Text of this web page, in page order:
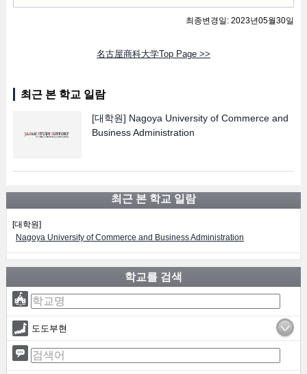
최종변경일: 2023년05월30일
名古屋商科大学Top Page >>
최근 본 학교 일람
[대학원] Nagoya University of Commerce and
Business Administration
최근 본 학교 일람
[대학원]
Nagoya University of Commerce and Business Administration
학교를 검색
도도부현